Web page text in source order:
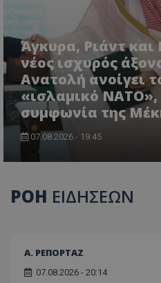
Άγκυρα, Ριάντ
νέος ισχυρός
Ανατολή ανοίγει
«ισλαμικό ΝΑΤΟ»,
συμφωνία της
07.08.2026 - 19:45
ΡΟΗ ΕΙΔΗΣΕΩΝ
Α. ΡΕΠΟΡΤΑΖ
07.08.2026 - 20:14